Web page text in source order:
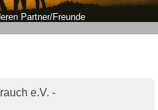
Partner/Freunde
e.V. -